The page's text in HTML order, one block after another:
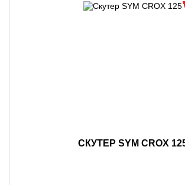
СКУТЕР SYM CROX